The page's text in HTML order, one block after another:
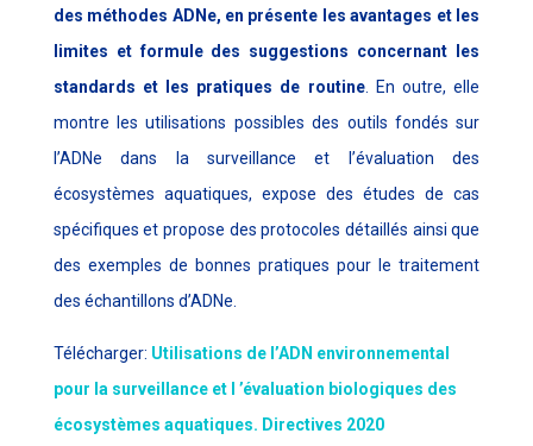
des méthodes ADNe, en présente les avantages et les
limites et formule des suggestions concernant les
standards et les pratiques de routine. En outre, elle
montre les utilisations possibles des outils fondés sur
l’ADNe dans la surveillance et l’évaluation des
écosystèmes aquatiques, expose des études de cas
spécifiques et propose des protocoles détaillés ainsi que
des exemples de bonnes pratiques pour le traitement
des échantillons d’ADNe.
Télécharger: Utilisations de l’ADN environnemental
pour la surveillance et l ’évaluation biologiques des
écosystèmes aquatiques. Directives 2020